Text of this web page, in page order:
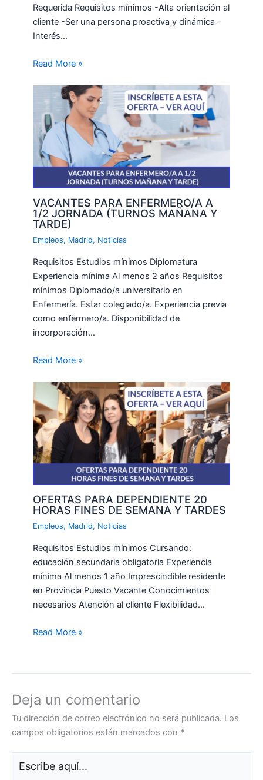
Requerida Requisitos mínimos -Alta orientación al
cliente -Ser una persona proactiva y dinámica -
Interés…
Read More »
VACANTES PARA ENFERMERO/A A
1/2 JORNADA (TURNOS MAÑANA Y
TARDE)
Empleos, Madrid, Noticias
Requisitos Estudios mínimos Diplomatura
Experiencia mínima Al menos 2 años Requisitos
mínimos Diplomado/a universitario en
Enfermería. Estar colegiado/a. Experiencia previa
como enfermero/a. Disponibilidad de
incorporación…
Read More »
OFERTAS PARA DEPENDIENTE 20
HORAS FINES DE SEMANA Y TARDES
Empleos, Madrid, Noticias
Requisitos Estudios mínimos Cursando:
educación secundaria obligatoria Experiencia
mínima Al menos 1 año Imprescindible residente
en Provincia Puesto Vacante Conocimientos
necesarios Atención al cliente Flexibilidad…
Read More »
Deja un comentario
Tu dirección de correo electrónico no será publicada. Los
campos obligatorios están marcados con *
aquí...